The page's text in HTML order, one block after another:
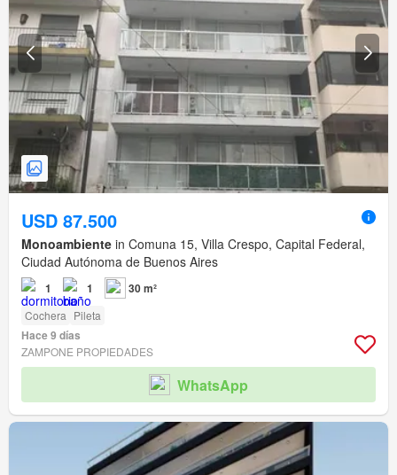
USD 87.500
Monoambiente in Comuna 15, Villa Crespo, Capital Federal,
Ciudad Autónoma de Buenos Aires
1 1 30 m²
Cochera Pileta
Hace 9 días
ZAMPONE PROPIEDADES
WhatsApp